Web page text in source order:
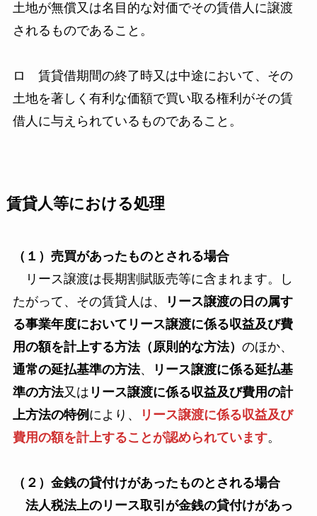
土地が無償又は名目的な対価でその賃借人に譲渡
されるものであること。
ロ 賃貸借期間の終了時又は中途において、その
土地を著しく有利な価額で買い取る権利がその賃
借人に与えられているものであること。
賃貸人等における処理
（１）売買があったものとされる場合
リース譲渡は長期割賦販売等に含まれます。し
たがって、その賃貸人は、
リース譲渡の日の属す
る事業年度においてリース譲渡に係る収益及び費
用の額を計上する方法（原則的な方法） のほか、
通常の延払基準の方法、
リース譲渡に係る延払基
準の方法又は リース譲渡に係る収益及び費用の計
上方法の特例 により、
リース譲渡に係る収益及び
費用の額を計上することが認められています。
（２）金銭の貸付けがあったものとされる場合
法人税法上のリース取引が金銭の貸付けがあっ